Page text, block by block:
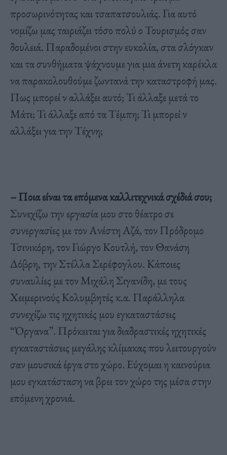
προσωρινότητας και τσαπατσουλιάς. Για αυτό
νομίζω μας ταιριάζει τόσο πολύ ο Τουρισμός σαν
δουλειά. Παραδομένοι στην ευκολία, στα σλόγκαν
και τα συνθήματα ψάχνουμε για μια άνετη καρέκλα
να παρακολουθούμε ζωντανά την καταστροφή μας.
Πως μπορεί ν αλλάξει αυτό; Τι άλλαξε μετά το
Μάτι; Τι άλλαξε από τα Τέμπη; Τι μπορεί ν
αλλάξει για την Τέχνη;
– Ποια είναι τα επόμενα καλλιτεχνικά σχέδιά σου;
Συνεχίζω την εργασία μου στο θέατρο σε
συνεργασίες με τον Ανέστη Αζά, τον Πρόδρομο
Τσινικόρη, τον Γιώργο Κουτλή, τον Θανάση
Δόβρη, την Στέλλα Σερέφογλου. Κάποιες
συναυλίες με τον Μιχάλη Σιγανίδη, με τους
Χειμερινούς Κολυμβητές κ.α. Παράλληλα
συνεχίζω τις ηχητικές μου εγκαταστάσεις
“Όργανα”. Πρόκειται για διαδραστικές ηχητικές
εγκαταστάσεις μεγάλης κλίμακας που λειτουργούν
σαν μουσικά έργα στο χώρο. Εύχομαι η καινούρια
μου εγκατάσταση να βρει τον χώρο της μέσα στην
επόμενη χρονιά.